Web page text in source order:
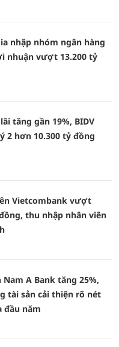
nhập nhóm ngân hàng
nhuận vượt 13.200 tỷ
tăng gần 19%, BIDV
2 hơn 10.300 tỷ đồng
Vietcombank vượt
thu nhập nhân viên
Nam A Bank tăng 25%,
tài sản cải thiện rõ nét
đầu năm